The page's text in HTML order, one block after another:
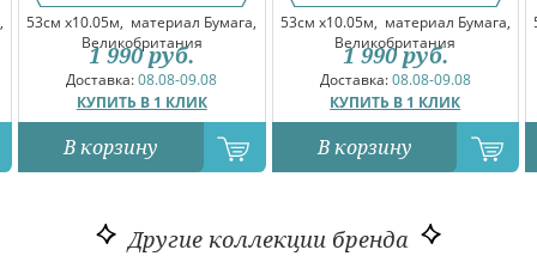
53см x10.05м, материал Бумага,
Великобритания
Доставка:08.08-09.08
КУПИТЬ В 1 КЛИК
1 990 руб.
В корзину
53см x10.05м, материал Бумага,
Великобритания
Доставка:08.08-09.08
КУПИТЬ В 1 КЛИК
1 990 руб.
В корзину
Другие коллекции бренда